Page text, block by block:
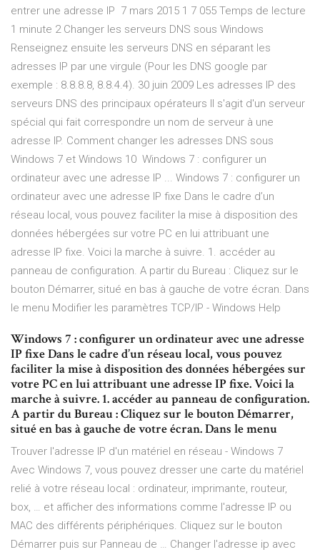
entrer une adresse IP 7 mars 2015 1 7 055 Temps de lecture
1 minute 2 Changer les serveurs DNS sous Windows
Renseignez ensuite les serveurs DNS en séparant les
adresses IP par une virgule (Pour les DNS google par
exemple : 8.8.8.8, 8.8.4.4). 30 juin 2009 Les adresses IP des
serveurs DNS des principaux opérateurs Il s'agit d'un serveur
spécial qui fait correspondre un nom de serveur à une
adresse IP. Comment changer les adresses DNS sous
Windows 7 et Windows 10 Windows 7 : configurer un
ordinateur avec une adresse IP ... Windows 7 : configurer un
ordinateur avec une adresse IP fixe Dans le cadre d’un
réseau local, vous pouvez faciliter la mise à disposition des
données hébergées sur votre PC en lui attribuant une
adresse IP fixe. Voici la marche à suivre. 1. accéder au
panneau de configuration. A partir du Bureau : Cliquez sur le
bouton Démarrer, situé en bas à gauche de votre écran. Dans
le menu Modifier les paramètres TCP/IP - Windows Help
Windows 7 : configurer un ordinateur avec une adresse
IP fixe Dans le cadre d’un réseau local, vous pouvez
faciliter la mise à disposition des données hébergées sur
votre PC en lui attribuant une adresse IP fixe. Voici la
marche à suivre. 1. accéder au panneau de configuration.
A partir du Bureau : Cliquez sur le bouton Démarrer,
situé en bas à gauche de votre écran. Dans le menu
Trouver l'adresse IP d'un matériel en réseau - Windows 7
Avec Windows 7, vous pouvez dresser une carte du matériel
relié à votre réseau local : ordinateur, imprimante, routeur,
box, … et afficher des informations comme l'adresse IP ou
MAC des différents périphériques. Cliquez sur le bouton
Démarrer puis sur Panneau de … Changer l'adresse ip avec